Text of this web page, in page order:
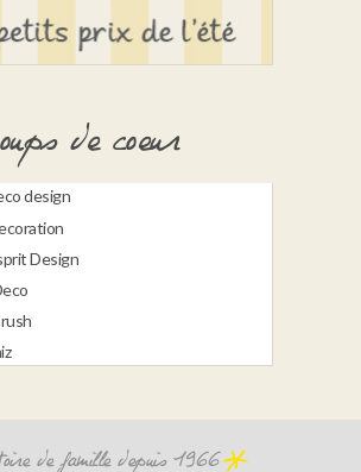
de coeur
design
Design
de famille depuis 1966